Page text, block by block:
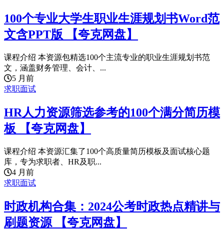
100个专业大学生职业生涯规划书Word范
文含PPT版 【夸克网盘】
课程介绍 本资源包精选100个主流专业的职业生涯规划书范
文，涵盖财务管理、会计、...
5 月前
求职面试
HR人力资源筛选参考的100个满分简历模
板 【夸克网盘】
课程介绍 本资源汇集了100个高质量简历模板及面试核心题
库，专为求职者、HR及职...
4 月前
求职面试
时政机构合集：2024公考时政热点精讲与
刷题资源 【夸克网盘】